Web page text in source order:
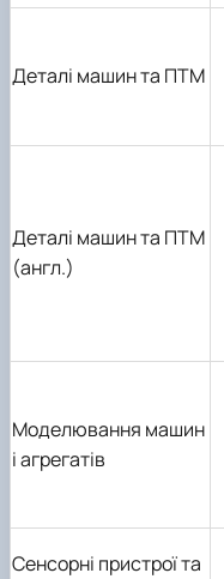
Деталі машин та ПТМ
Деталі машин та ПТМ
(англ.)
Моделювання машин
і агрегатів
Сенсорні пристрої та